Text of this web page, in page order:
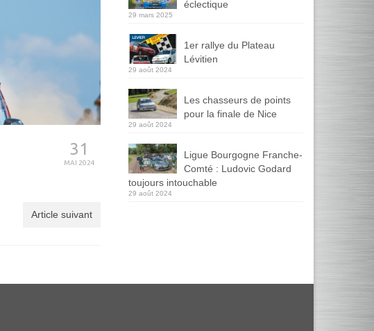
31
MAI 2024
Article suivant
éclectique
29 mars 2025
1er rallye du Plateau
Lévitien
29 août 2024
Les chasseurs de points
pour la finale de Nice
29 août 2024
Ligue Bourgogne Franche-
Comté : Ludovic Godard
toujours intouchable
29 août 2024